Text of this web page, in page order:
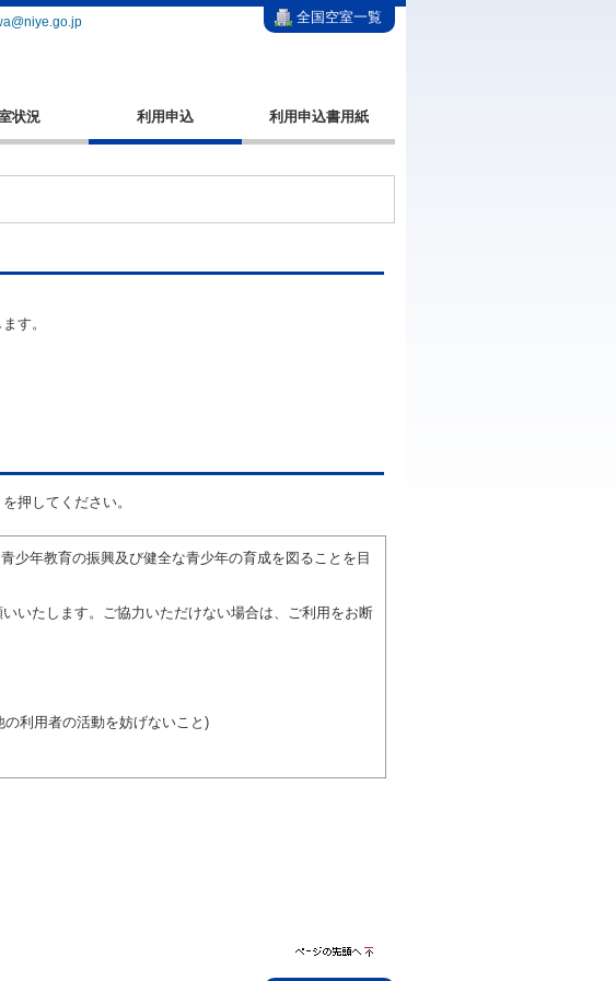
全国空室一覧
状況 利用申込 利用申込書用紙
す。
押してください。
少年教育の振興及び健全な青少年の育成を図ることを目
いたします。ご協力いただけない場合は、ご利用をお断
利用者の活動を妨げないこと)
団体が施設内及び施設を利用しながら他の利用者と、地
らないようご協力ください。